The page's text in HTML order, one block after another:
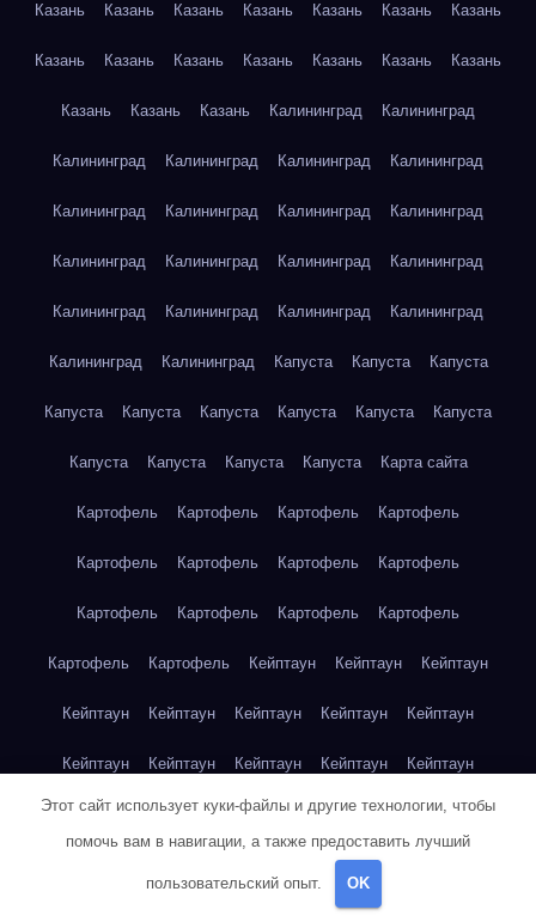
Казань Казань Казань Казань Казань Казань Казань
Казань Казань Казань Казань Казань Казань Казань
Казань Казань Казань Калининград Калининград
Калининград Калининград Калининград Калининград
Калининград Калининград Калининград Калининград
Калининград Калининград Калининград Калининград
Калининград Калининград Калининград Калининград
Калининград Калининград Капуста Капуста Капуста
Капуста Капуста Капуста Капуста Капуста Капуста
Капуста Капуста Капуста Капуста Карта сайта
Картофель Картофель Картофель Картофель
Картофель Картофель Картофель Картофель
Картофель Картофель Картофель Картофель
Картофель Картофель Кейптаун Кейптаун Кейптаун
Кейптаун Кейптаун Кейптаун Кейптаун Кейптаун
Кейптаун Кейптаун Кейптаун Кейптаун Кейптаун
Кейптаун Кейптаун Кейптаун Кейптаун Кейптаун
Клубника
Красноярск
Этот сайт использует куки-файлы и другие технологии, чтобы
помочь вам в навигации, а также предоставить лучший
пользовательский опыт. OK